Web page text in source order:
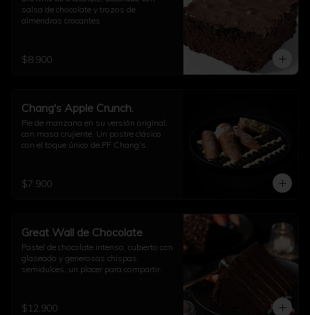
salsa de chocolate y trozos de
almendras crocantes
$8.900
Chang's Apple Crunch.
Pie de manzana en su versión original,
con masa crujiente. Un postre clásico
con el toque único de PF Chang’s.
$7.900
Great Wall de Chocolate
Pastel de chocolate intenso, cubierto con
glaseado y generosas chispas
semidulces: un placer para compartir.
$12.900